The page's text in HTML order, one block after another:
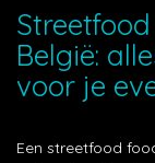
België:
voor je
Een streetfood